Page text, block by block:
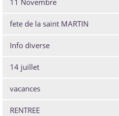
11 Novembre
fete de la saint MARTIN
Info diverse
14 juillet
vacances
RENTREE